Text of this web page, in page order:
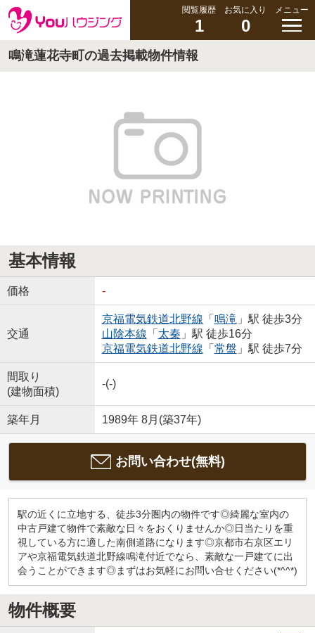
閲覧履歴
1
お気に入り
0
メニュー
鳴滝蓮花寺町の過去掲載物件情報
基本情報
価格 -
交通
京福電気鉄道北野線 「 鳴滝 」駅 徒歩3分
山陰本線 「 太秦 」駅 徒歩16分
京福電気鉄道北野線 「 常盤 」駅 徒歩7分
間取り
(建物面積)
-(-)
築年月 1989年 8月(築37年)
お問い合わせ(無料)
駅の近くに立地する、徒歩3分圏内の物件です◎綺麗な室内の
中古戸建て物件で素敵な日々をおくりませんか◎日当たりを重
視している方に適した南側道路になります◎京都市右京区エリ
アや京福電気鉄道北野線鳴滝付近でなら、素敵な一戸建てに出
会うことができます◎まずはお気軽にお問い合せください(*^^*)
物件概要